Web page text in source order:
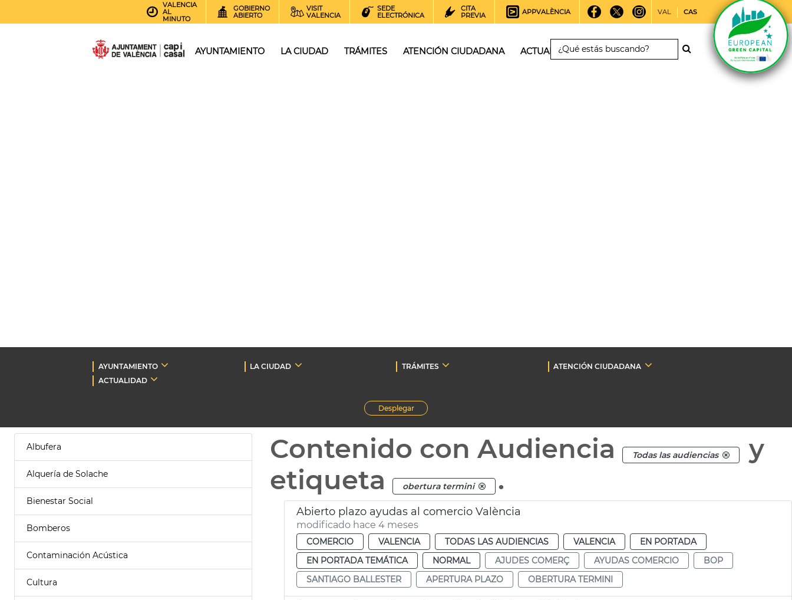
VALENCIA
AL
MINUTO
GOBIERNO
ABIERTO
VISIT
VALENCIA
SEDE
ELECTRÓNICA
CITA
PREVIA
APPVALÈNCIA VAL CAS
AYUNTAMIENTO LA CIUDAD TRÁMITES ATENCIÓN CIUDADANA ACTUALIDAD
AYUNTAMIENTO LA CIUDAD TRÁMITES
ATENCIÓN CIUDADANA
ACTUALIDAD
Desplegar
Albufera
Alquería de Solache
Bienestar Social
Bomberos
Contaminación Acústica
Cultura
Contenido con Audiencia Todas las audiencias
y
etiqueta
obertura termini .
Abierto plazo ayudas al comercio València
modificado hace 4 meses
COMERCIO VALENCIA TODAS LAS AUDIENCIAS VALENCIA
EN PORTADA
EN PORTADA TEMÁTICA
NORMAL AJUDES COMERÇ AYUDAS COMERCIO
BOP
SANTIAGO BALLESTER
APERTURA PLAZO OBERTURA TERMINI